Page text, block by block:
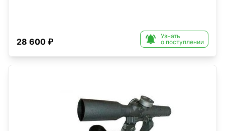
28 600 ₽ 
Узнать
о поступлении